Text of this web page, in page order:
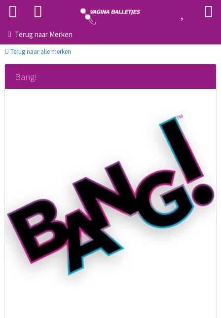
Terug naar Merken
Terug naar alle merken
Bang!